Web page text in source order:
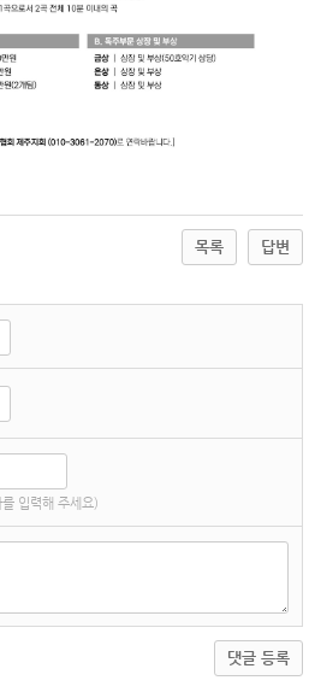
목록 답변
입력해 주세요)
댓글 등록